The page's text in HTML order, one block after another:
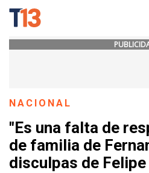
NACIONAL
"Es una falta de
de familia de
disculpas de Felipe